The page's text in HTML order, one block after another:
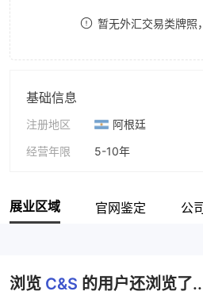
暂无外汇交易类牌照
基础信息
注册地区
阿根廷
经营年限
5-10年
展业区域 官网鉴定 公
浏览 C&S 的用户还浏览了..